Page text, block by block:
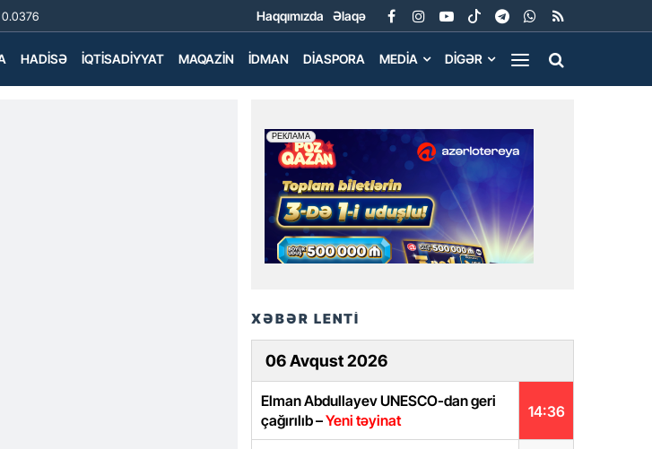
Haqqımızda Əlaqə
HADISƏ İQTISADIYYAT MAQAZIN İDMAN DIASPORA MEDIA DIGƏR
XƏBƏR LENTİ
06 Avqust 2026
14:36
Elman Abdullayev UNESCO-dan geri
çağırılıb –Yeni təyinat